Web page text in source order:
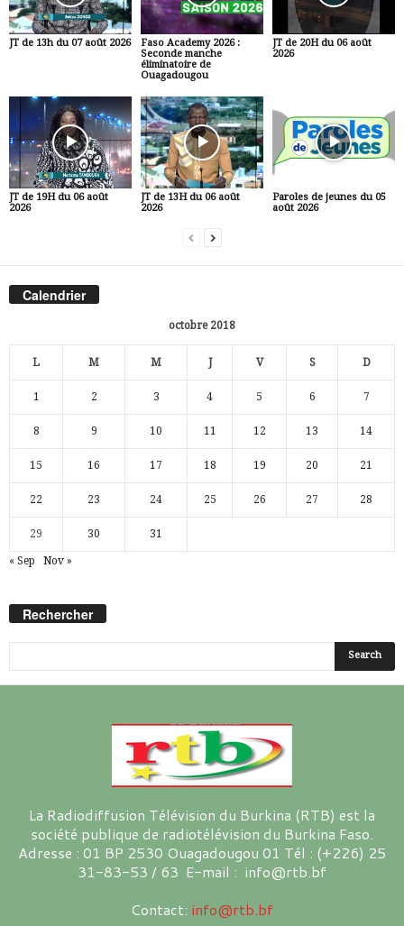
JT de 13h du 07 août 2026
Faso Academy 2026 :
Seconde manche
éliminatoire de
Ouagadougou
JT de 20H du 06 août
2026
JT de 19H du 06 août
2026
JT de 13H du 06 août
2026
Paroles de jeunes du 05
août 2026
Calendrier
octobre 2018
L M M J V S D
1 2 3 4 5 6 7
8 9 10 11 12 13 14
15 16 17 18 19 20 21
22 23 24 25 26 27 28
29 30 31
« Sep Nov »
Rechercher
La Radiodiffusion Télévision du Burkina (RTB) est la
société publique de radiotélévision du Burkina Faso.
Adresse : 01 BP 2530 Ouagadougou 01 Tél : (+226) 25
31-83-53 / 63 E-mail : info@rtb.bf
Contact: info@rtb.bf